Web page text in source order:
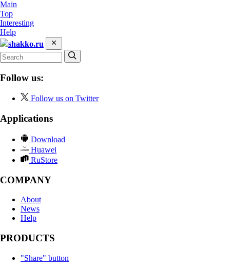
Main
Top
Interesting
Help
shakko.ru
Follow us:
Follow us on Twitter
Applications
Download
Huawei
RuStore
COMPANY
About
News
Help
PRODUCTS
"Share" button